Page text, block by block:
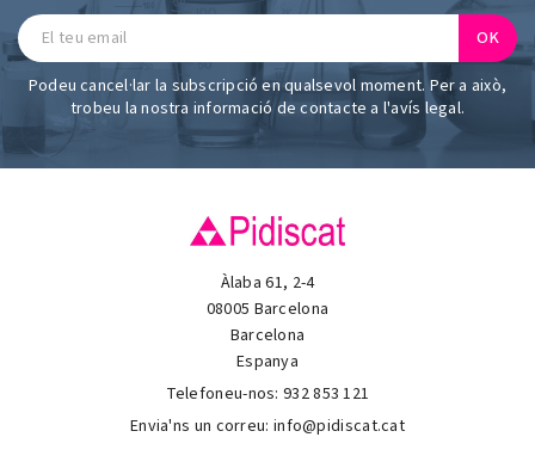
Podeu cancel·lar la subscripció en qualsevol moment. Per a això,
trobeu la nostra informació de contacte a l'avís legal.
Àlaba 61, 2-4
08005 Barcelona
Barcelona
Espanya
Telefoneu-nos:932 853 121
Envia'ns un correu: info@pidiscat.cat